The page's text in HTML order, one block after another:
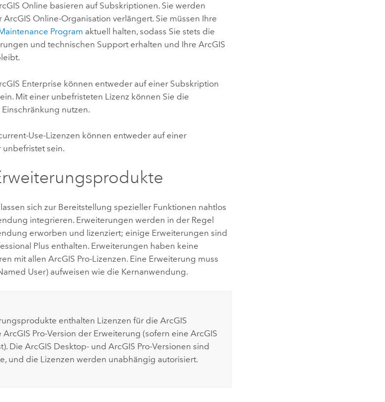
Online basieren auf Subskriptionen. Sie werden
ArcGIS Online-Organisation verlängert. Sie müssen Ihre
Program aktuell halten, sodass Sie stets die
und technischen Support erhalten und IhreArcGIS
Enterprise können entweder auf einer Subskription
Mit einer unbefristeten Lizenz können Sie die
nutzen.
Use-Lizenzen können entweder auf einer
sein.
lassen sich zur Bereitstellung spezieller Funktionen nahtlos
integrieren. Erweiterungen werden in der Regel
erworben und lizenziert; einige Erweiterungen sind
Plus enthalten. Erweiterungen haben keine
mit allenArcGIS Pro-Lizenzen. Eine Erweiterung muss
User) aufweisen wie die Kernanwendung.
enthalten Lizenzen für die ArcGIS
ArcGIS Pro-Version der Erweiterung (sofern eine ArcGIS
Die ArcGIS Desktop- und ArcGIS Pro-Versionen sind
und die Lizenzen werden unabhängig autorisiert.